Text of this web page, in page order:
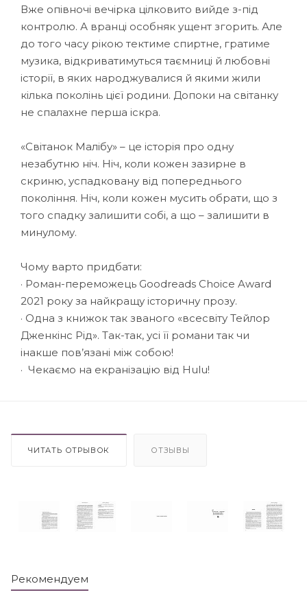
Вже опівночі вечірка цілковито вийде з-під
контролю. А вранці особняк ущент згорить. Але
до того часу рікою тектиме спиртне, гратиме
музика, відкриватимуться таємниці й любовні
історії, в яких народжувалися й якими жили
кілька поколінь цієї родини. Допоки на світанку
не спалахне перша іскра.
«Світанок Малібу» – це історія про одну
незабутню ніч. Ніч, коли кожен зазирне в
скриню, успадковану від попереднього
покоління. Ніч, коли кожен мусить обрати, що з
того спадку залишити собі, а що – залишити в
минулому.
Чому варто придбати:
· Роман-переможець Goodreads Choice Award
2021 року за найкращу історичну прозу.
· Одна з книжок так званого «всесвіту Тейлор
Дженкінс Рід». Так-так, усі її романи так чи
інакше пов’язані між собою!
· Чекаємо на екранізацію від Hulu!
ЧИТАТЬ ОТРЫВОК ОТЗЫВЫ
Рекомендуем